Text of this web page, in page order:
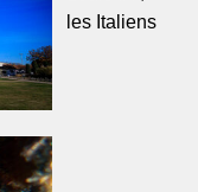
les Italiens